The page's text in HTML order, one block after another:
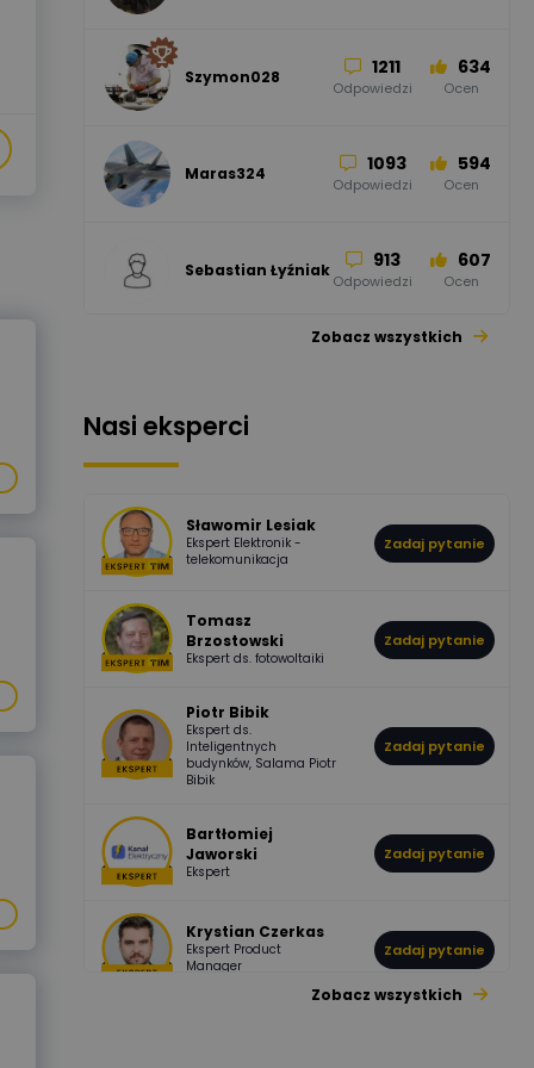
52 45
Szymon028 1211
Odpowiedzi
634
Ocen
Maras324 1093
Odpowiedzi
594
Ocen
Sebastian Łyźniak 913
Odpowiedzi
607
Ocen
Pawel02 955 374
boss 532 714
DawidZak 796
Odpowiedzi
244
Ocen
Zobacz wszystkich
Nasi eksperci
Sławomir Lesiak
Ekspert Elektronik -
telekomunikacja
Zadaj pytanie
Tomasz
Brzostowski
Ekspert ds. fotowoltaiki
Zadaj pytanie
Piotr Bibik
Ekspert ds.
Inteligentnych
budynków, Salama Piotr
Bibik
Zadaj pytanie
Bartłomiej
Jaworski
Ekspert
Zadaj pytanie
Krystian Czerkas
Ekspert Product
Manager
Zadaj pytanie
Zobacz wszystkich